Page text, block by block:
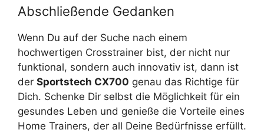
Abschließende Gedanken
Wenn Du auf der Suche nach einem
hochwertigen Crosstrainer bist, der nicht nur
funktional, sondern auch innovativ ist, dann ist
der Sportstech CX700 genau das Richtige für
Dich. Schenke Dir selbst die Möglichkeit für ein
gesundes Leben und genieße die Vorteile eines
Home Trainers, der all Deine Bedürfnisse erfüllt.